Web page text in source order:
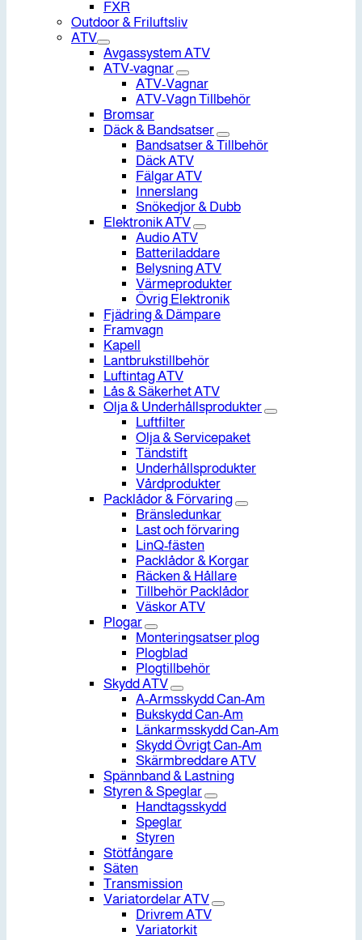
FXR
Outdoor & Friluftsliv
ATV
Avgassystem ATV
ATV-vagnar
ATV-Vagnar
ATV-Vagn Tillbehör
Bromsar
Däck & Bandsatser
Bandsatser & Tillbehör
Däck ATV
Fälgar ATV
Innerslang
Snökedjor & Dubb
Elektronik ATV
Audio ATV
Batteriladdare
Belysning ATV
Värmeprodukter
Övrig Elektronik
Fjädring & Dämpare
Framvagn
Kapell
Lantbrukstillbehör
Luftintag ATV
Lås & Säkerhet ATV
Olja & Underhållsprodukter
Luftfilter
Olja & Servicepaket
Tändstift
Underhållsprodukter
Vårdprodukter
Packlådor & Förvaring
Bränsledunkar
Last och förvaring
LinQ-fästen
Packlådor & Korgar
Räcken & Hållare
Tillbehör Packlådor
Väskor ATV
Plogar
Monteringsatser plog
Plogblad
Plogtillbehör
Skydd ATV
A-Armsskydd Can-Am
Bukskydd Can-Am
Länkarmsskydd Can-Am
Skydd Övrigt Can-Am
Skärmbreddare ATV
Spännband & Lastning
Styren & Speglar
Handtagsskydd
Speglar
Styren
Stötfångare
Säten
Transmission
Variatordelar ATV
Drivrem ATV
Variatorkit